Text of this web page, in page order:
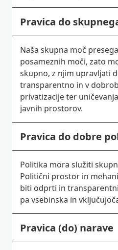
Pravica do
Naša skupna moč
posameznih moči, zato
skupno, z njim upravljati
transparentno in v
privatizacije ter
javnih prostorov.
Pravica do dobre
Politika mora služiti
Politični prostor in
biti odprti in
pa vsebinska in
Pravica (do) narave